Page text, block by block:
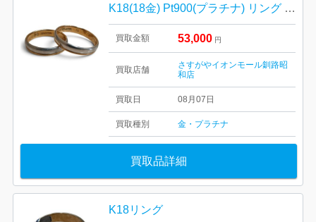
K18(18金) Pt900(プラチナ) リング まとめ
買取金額 53,000 円
買取店舗
さすがやイオンモール釧路昭
和店
買取日 08月07日
買取種別 金・プラチナ
買取品詳細
K18リング